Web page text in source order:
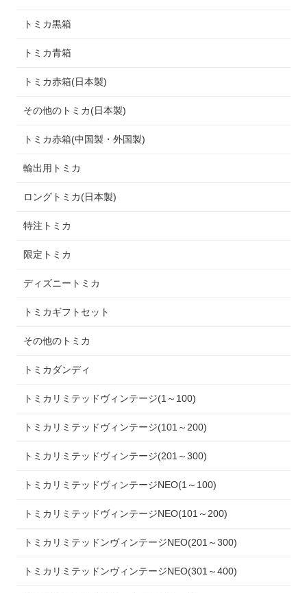
トミカ黒箱
トミカ青箱
トミカ赤箱(日本製)
その他のトミカ(日本製)
トミカ赤箱(中国製・外国製)
輸出用トミカ
ロングトミカ(日本製)
特注トミカ
限定トミカ
ディズニートミカ
トミカギフトセット
その他のトミカ
トミカダンディ
トミカリミテッドヴィンテージ(1～100)
トミカリミテッドヴィンテージ(101～200)
トミカリミテッドヴィンテージ(201～300)
トミカリミテッドヴィンテージNEO(1～100)
トミカリミテッドヴィンテージNEO(101～200)
トミカリミテッドンヴィンテージNEO(201～300)
トミカリミテッドンヴィンテージNEO(301～400)